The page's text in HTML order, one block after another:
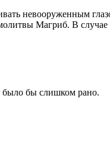
невооруженным
Магриб. В
было бы слишком рано.